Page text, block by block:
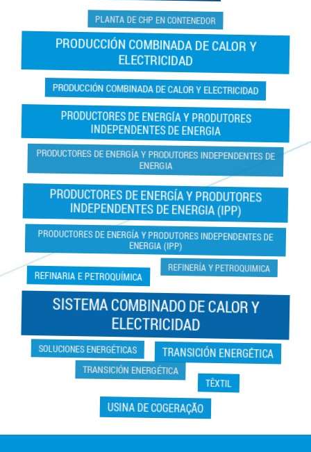
PLANTA DE CHP EN CONTENEDOR
PRODUCCIÓN COMBINADA DE CALOR Y
ELECTRICIDAD
PRODUCCIÓN COMBINADA DE CALOR Y ELECTRICIDAD
PRODUCTORES DE ENERGÍA Y PRODUTORES
INDEPENDENTES DE ENERGIA
PRODUCTORES DE ENERGÍA Y PRODUTORES INDEPENDENTES DE
ENERGIA
PRODUCTORES DE ENERGÍA Y PRODUTORES
INDEPENDENTES DE ENERGIA (IPP)
PRODUCTORES DE ENERGÍA Y PRODUTORES INDEPENDENTES DE
ENERGIA (IPP)
REFINARIA E PETROQUÍMICA
REFINERÍA Y PETROQUIMICA
SISTEMA COMBINADO DE CALOR Y
ELECTRICIDAD
SOLUCIONES ENERGÉTICAS TRANSICIÓN ENERGÉTICA
TRANSICIÓN ENERGÉTICA
TÊXTIL
USINA DE COGERAÇÃO